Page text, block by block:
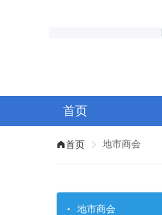
首页
首页 地市商会
地市商会